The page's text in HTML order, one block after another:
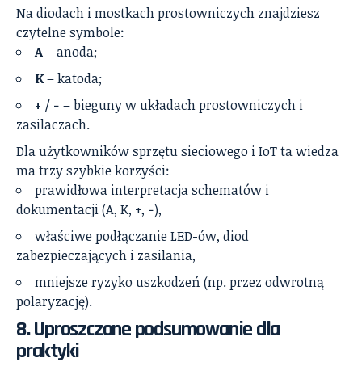
Na diodach i mostkach prostowniczych znajdziesz
czytelne symbole:
A– anoda;
K– katoda;
+ / − – bieguny w układach prostowniczych i
zasilaczach.
Dla użytkowników sprzętu sieciowego i IoT ta wiedza
ma trzy szybkie korzyści:
prawidłowa interpretacja schematów i
dokumentacji (A, K, +, −),
właściwe podłączanie LED-ów, diod
zabezpieczających i zasilania,
mniejsze ryzyko uszkodzeń (np. przez odwrotną
polaryzację).
8. Uproszczone podsumowanie dla
praktyki